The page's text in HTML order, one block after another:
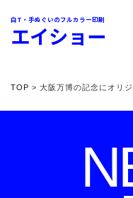
白T・手ぬぐいのフルカラー印刷
エイショー
TOP > 大阪万博の記念にオリ